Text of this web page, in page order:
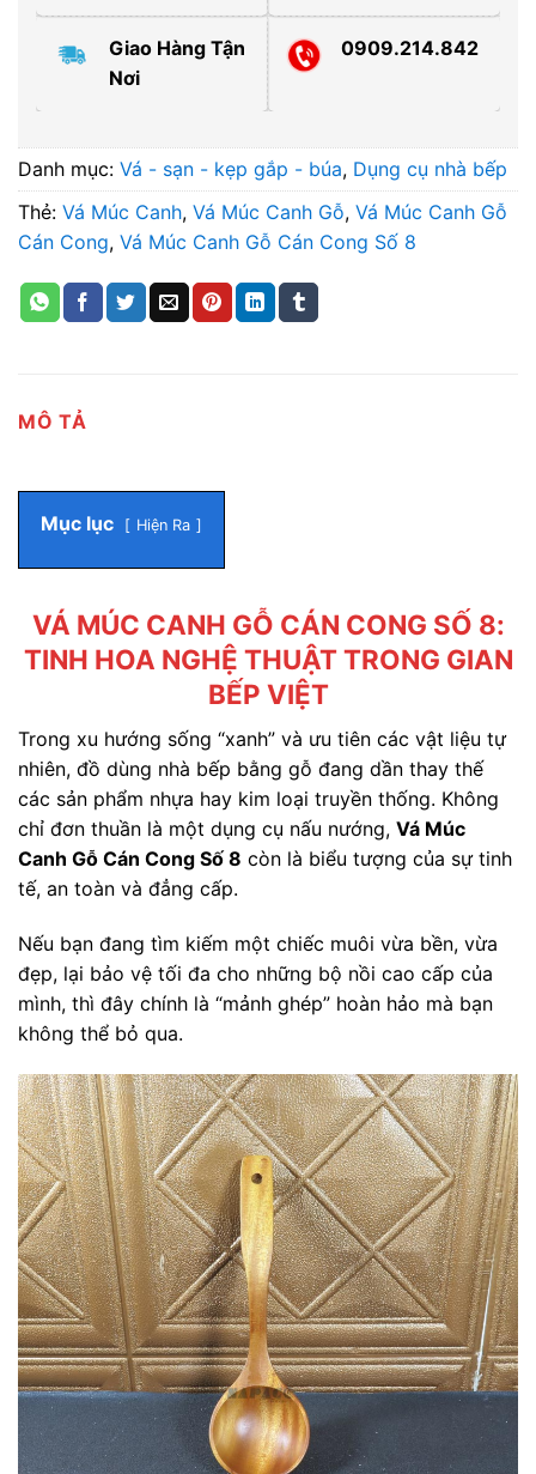
Giao Hàng Tận
Nơi
0909.214.842
Danh mục: Vá - sạn - kẹp gắp - búa, Dụng cụ nhà bếp
Thẻ: Vá Múc Canh, Vá Múc Canh Gỗ, Vá Múc Canh Gỗ
Cán Cong, Vá Múc Canh Gỗ Cán Cong Số 8
MÔ TẢ
Mục lục Hiện Ra
VÁ MÚC CANH GỖ CÁN CONG SỐ 8:
TINH HOA NGHỆ THUẬT TRONG GIAN
BẾP VIỆT
Trong xu hướng sống “xanh” và ưu tiên các vật liệu tự
nhiên, đồ dùng nhà bếp bằng gỗ đang dần thay thế
các sản phẩm nhựa hay kim loại truyền thống. Không
chỉ đơn thuần là một dụng cụ nấu nướng, Vá Múc
Canh Gỗ Cán Cong Số 8 còn là biểu tượng của sự tinh
tế, an toàn và đẳng cấp.
Nếu bạn đang tìm kiếm một chiếc muôi vừa bền, vừa
đẹp, lại bảo vệ tối đa cho những bộ nồi cao cấp của
mình, thì đây chính là “mảnh ghép” hoàn hảo mà bạn
không thể bỏ qua.